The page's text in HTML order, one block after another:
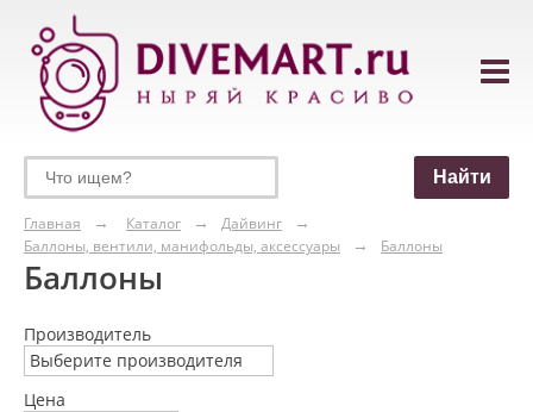
Главная Каталог
Дайвинг
Баллоны, вентили, манифольды, аксессуары
Баллоны
Баллоны
Производитель
Выберите производителя
Цена